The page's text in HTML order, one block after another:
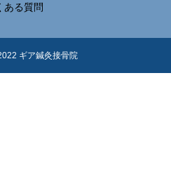
ある質問
ギア鍼灸接骨院